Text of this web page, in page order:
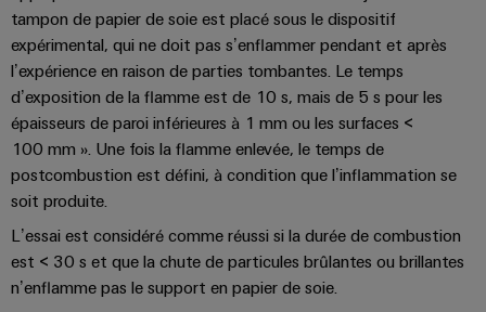
Pétrole
et
gaz
Sécurisation
des
fonctionnements
avec
des
en
réseau
pour
l'industrie
industriels
easyConnect
Contrôleur
de
centrale
électrique
Fabricant
d'équipements
électroniques
Protection
contre
la
foudre
et
la
surtension
Boîtiers
OCI
INTERFACE
EDI
ALL
SERVICES
tampon de papier de soie est placé sous le dispositif
expérimental, qui ne doit pas s’enflammer pendant et après
l’expérience en raison de parties tombantes. Le temps
d’exposition de la flamme est de 10 s, mais de 5 s pour les
épaisseurs de paroi inférieures à 1 mm ou les surfaces <
100 mm ». Une fois la flamme enlevée, le temps de
postcombustion est défini, à condition que l’inflammation se
soit produite.
L’essai est considéré comme réussi si la durée de combustion
est < 30 s et que la chute de particules brûlantes ou brillantes
n’enflamme pas le support en papier de soie.